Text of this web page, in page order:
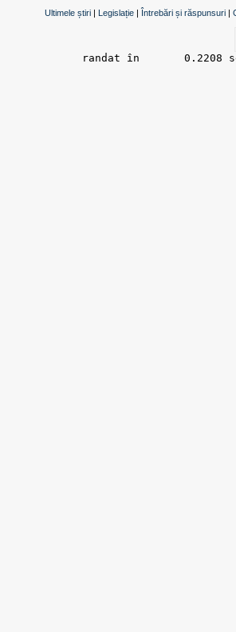
Ultimele știri | Legislație | Întrebări și răspunsuri |
randat în